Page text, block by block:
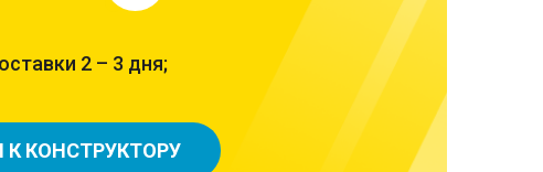
2 – 3 дня;
К КОНСТРУКТОРУ